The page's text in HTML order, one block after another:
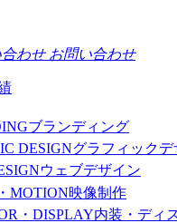
わせ お問い合わせ
ブランディング
DESIGNグラフィックデ
ウェブデザイン
MOTION映像制作
・DISPLAY内装・ディ